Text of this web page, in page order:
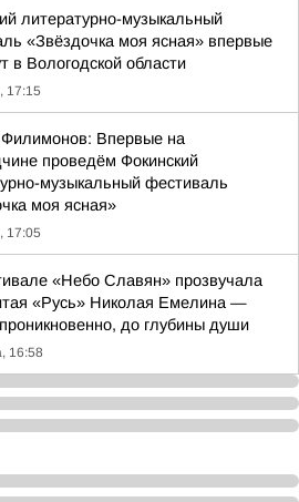
литературно-музыкальный
«Звёздочка моя ясная» впервые
в Вологодской области
17:15
Филимонов: Впервые на
проведём Фокинский
музыкальный фестиваль
моя ясная»
17:05
«Небо Славян» прозвучала
«Русь» Николая Емелина —
до глубины души
16:58